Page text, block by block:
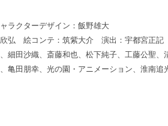
ラクターデザイン：飯野雄⼤
弘 絵コンテ：筑紫⼤介 演出：宇都宮正記
細⽥沙織、斎藤和也、松下純⼦、⼯藤公聖、
⻲⽥朋幸、光の園・アニメーション、淮南追